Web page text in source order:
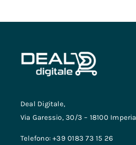
Deal Digitale,
Via Garessio, 30/3 – 18100 Imperia
Telefono: +39 0183 73 15 26